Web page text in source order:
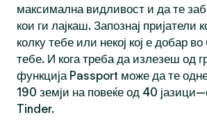
максимална видливост и да те
кои ги лајкаш. Запознај пријатели
колку тебе или некој кој е добар
тебе. И кога треба да излезеш од
функција Passport може да те
190 земји на повеќе од 40
Tinder.